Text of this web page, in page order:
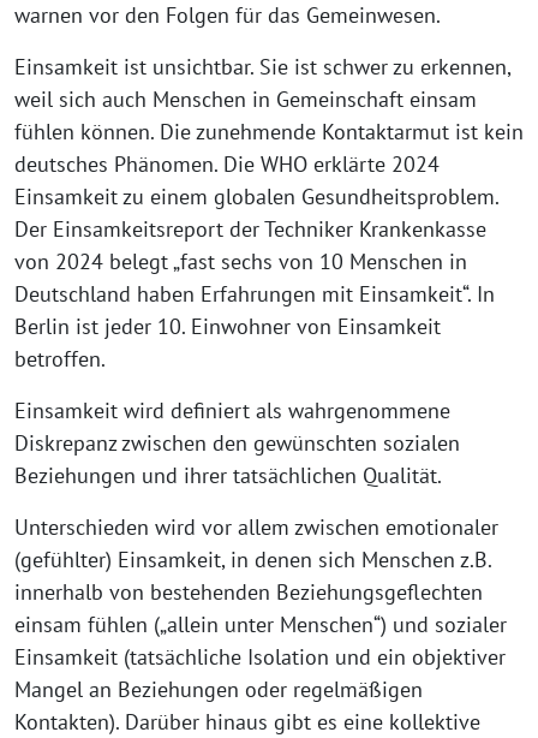
warnen vor den Folgen für das Gemeinwesen.
Einsamkeit ist unsichtbar. Sie ist schwer zu erkennen,
weil sich auch Menschen in Gemeinschaft einsam
fühlen können. Die zunehmende Kontaktarmut ist kein
deutsches Phänomen. Die WHO erklärte 2024
Einsamkeit zu einem globalen Gesundheitsproblem.
Der Einsamkeitsreport der Techniker Krankenkasse
von 2024 belegt „fast sechs von 10 Menschen in
Deutschland haben Erfahrungen mit Einsamkeit“. In
Berlin ist jeder 10. Einwohner von Einsamkeit
betroffen.
Einsamkeit wird definiert als wahrgenommene
Diskrepanz zwischen den gewünschten sozialen
Beziehungen und ihrer tatsächlichen Qualität.
Unterschieden wird vor allem zwischen emotionaler
(gefühlter) Einsamkeit, in denen sich Menschen z.B.
innerhalb von bestehenden Beziehungsgeflechten
einsam fühlen („allein unter Menschen“) und sozialer
Einsamkeit (tatsächliche Isolation und ein objektiver
Mangel an Beziehungen oder regelmäßigen
Kontakten). Darüber hinaus gibt es eine kollektive